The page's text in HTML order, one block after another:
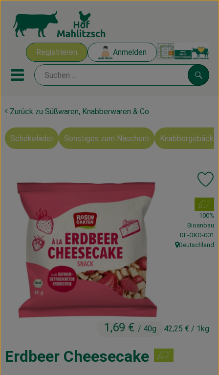
Registrieren Anmelden
Mobiles Menu öffnen oder
Ökokisten
Mahlitzscher Produkte
Ökokisten
Obst & Gemüse
Kühltheke
Vorratskammer
Getränke
Haus, Garten & Co.
Lieferservice
Zurück zu Süßwaren, Knabberwaren & Co
Schokolade Sonstiges zum Naschen Knabbergebäck
Erdbeer Cheesecake
1,69 € / 40g 42,25 € / 1kg
, Verband:
100%
Bioanbau
,DE-ÖKO-001
, Herkunft:
Deutschland